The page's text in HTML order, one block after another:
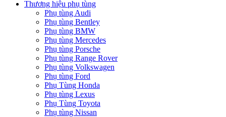
Thương hiệu phụ tùng
Phụ tùng Audi
Phụ tùng Bentley
Phụ tùng BMW
Phụ tùng Mercedes
Phụ tùng Porsche
Phụ tùng Range Rover
Phụ tùng Volkswagen
Phụ tùng Ford
Phụ Tùng Honda
Phụ tùng Lexus
Phụ Tùng Toyota
Phụ tùng Nissan